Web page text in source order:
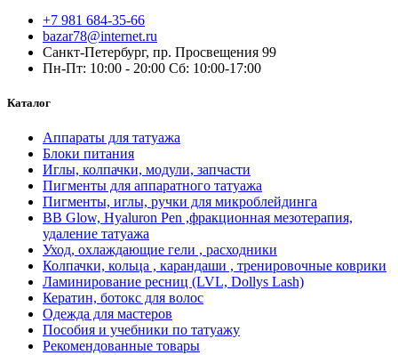
+7 981 684-35-66
bazar78@internet.ru
Санкт-Петербург, пр. Просвещения 99
Пн-Пт: 10:00 - 20:00 Сб: 10:00-17:00
Каталог
Аппараты для татуажа
Блоки питания
Иглы, колпачки, модули, запчасти
Пигменты для аппаратного татуажа
Пигменты, иглы, ручки для микроблейдинга
BB Glow, Hyaluron Pen ,фракционная мезотерапия,
удаление татуажа
Уход, охлаждающие гели , расходники
Колпачки, кольца , карандаши , тренировочные коврики
Ламинирование ресниц (LVL, Dollys Lash)
Кератин, ботокс для волос
Одежда для мастеров
Пособия и учебники по татуажу
Рекомендованные товары